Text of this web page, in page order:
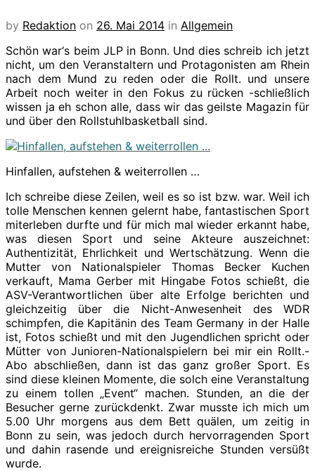
by Redaktion on 26. Mai 2014 in Allgemein
Schön war‘s beim JLP in Bonn. Und dies schreib ich jetzt
nicht, um den Veranstaltern und Protagonisten am Rhein
nach dem Mund zu reden oder die Rollt. und unsere
Arbeit noch weiter in den Fokus zu rücken -schließlich
wissen ja eh schon alle, dass wir das geilste Magazin für
und über den Rollstuhlbasketball sind.
Hinfallen, aufstehen & weiterrollen …
Ich schreibe diese Zeilen, weil es so ist bzw. war. Weil ich
tolle Menschen kennen gelernt habe, fantastischen Sport
miterleben durfte und für mich mal wieder erkannt habe,
was diesen Sport und seine Akteure auszeichnet:
Authentizität, Ehrlichkeit und Wertschätzung. Wenn die
Mutter von Nationalspieler Thomas Becker Kuchen
verkauft, Mama Gerber mit Hingabe Fotos schießt, die
ASV-Verantwortlichen über alte Erfolge berichten und
gleichzeitig über die Nicht-Anwesenheit des WDR
schimpfen, die Kapitänin des Team Germany in der Halle
ist, Fotos schießt und mit den Jugendlichen spricht oder
Mütter von Junioren-Nationalspielern bei mir ein Rollt.-
Abo abschließen, dann ist das ganz großer Sport. Es
sind diese kleinen Momente, die solch eine Veranstaltung
zu einem tollen „Event“ machen. Stunden, an die der
Besucher gerne zurückdenkt. Zwar musste ich mich um
5.00 Uhr morgens aus dem Bett quälen, um zeitig in
Bonn zu sein, was jedoch durch hervorragenden Sport
und dahin rasende und ereignisreiche Stunden versüßt
wurde.